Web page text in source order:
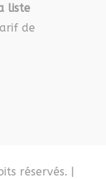
liste
de
réservés. |